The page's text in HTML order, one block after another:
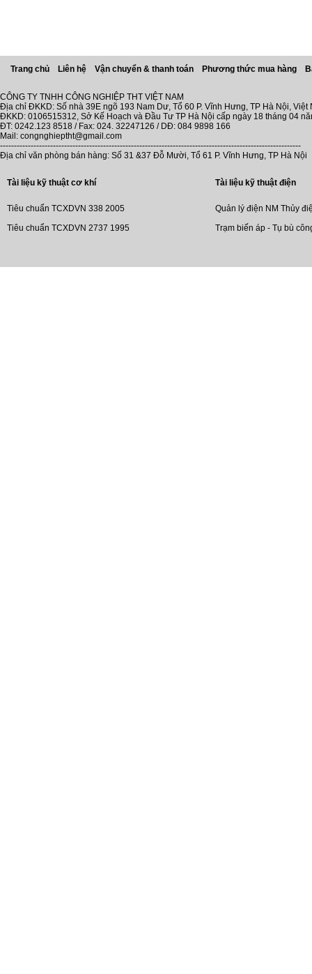
Trang chủ Liên hệ Vận chuyển & thanh toán Phương thức mua hàng
CÔNG TY TNHH CÔNG NGHIỆP THT VIỆT NAM
Địa chỉ ĐKKD: Số nhà 39E ngõ 193 Nam Dư, Tổ 60 P. Vĩnh Hưng, TP Hà Nội, Việt
ĐKKD: 0106515312, Sở Kế Hoạch và Đầu Tư TP Hà Nội cấp ngày 18 tháng 04
ĐT: 0242.123 8518 / Fax: 024. 32247126 / DĐ: 084 9898 166
Mail: congnghieptht@gmail.com
------------------------------------------------------------------------------------------------------------
Địa chỉ văn phòng bán hàng: Số 31 &37 Đỗ Mười, Tổ 61 P. Vĩnh Hưng, TP Hà Nội
Tài liệu kỹ thuật cơ khí
Tiêu chuẩn TCXDVN 338 2005
Tiêu chuẩn TCXDVN 2737 1995
Tài liệu kỹ thuật điện
Quản lý điện NM Thủy
Trạm biến áp - Tụ bù